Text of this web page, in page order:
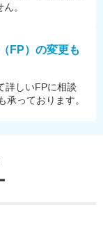
。
FP）の変更も
詳しいFPに相談
承っております。